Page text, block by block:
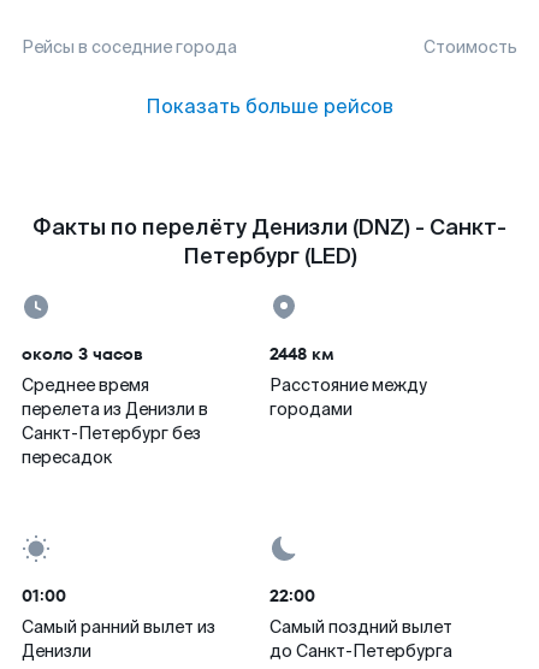
Рейсы в соседние города Стоимость
Показать больше рейсов
Факты по перелёту Денизли (DNZ) - Санкт-
Петербург (LED)
около 3 часов
Среднее время
перелета из Денизли в
Санкт-Петербург без
пересадок
2448 км
Расстояние между
городами
01:00
Самый ранний вылет из
Денизли
22:00
Самый поздний вылет
до Санкт-Петербурга